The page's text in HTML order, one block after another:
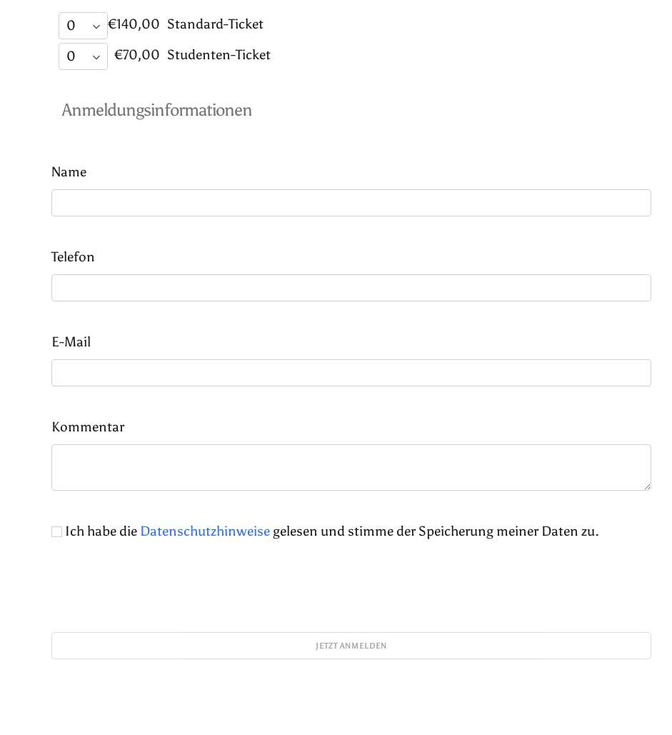
€140,00 Standard-Ticket
€70,00 Studenten-Ticket
Anmeldungsinformationen
Name
Telefon
E-Mail
Kommentar
Ich habe die Datenschutzhinweise gelesen und stimme der Speicherung meiner Daten zu.